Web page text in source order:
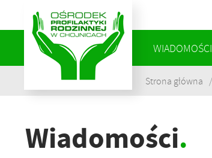
WIADOMOŚCI
Strona główna
Wiadomości.